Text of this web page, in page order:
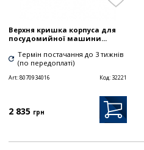
Верхня кришка корпуса для
посудомийної машини...
Термін постачання до 3 тижнів
(по передоплаті)
Art:8070934016 Код: 32221
2 835 грн